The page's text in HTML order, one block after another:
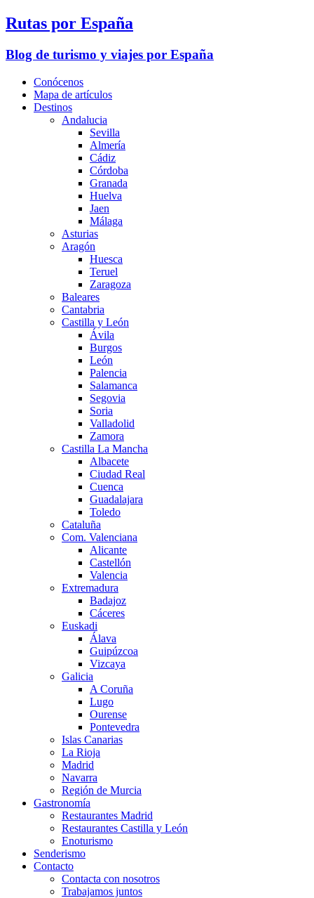
Rutas por España
Blog de turismo y viajes por España
Conócenos
Mapa de artículos
Destinos
Andalucia
Sevilla
Almería
Cádiz
Córdoba
Granada
Huelva
Jaen
Málaga
Asturias
Aragón
Huesca
Teruel
Zaragoza
Baleares
Cantabria
Castilla y León
Ávila
Burgos
León
Palencia
Salamanca
Segovia
Soria
Valladolid
Zamora
Castilla La Mancha
Albacete
Ciudad Real
Cuenca
Guadalajara
Toledo
Cataluña
Com. Valenciana
Alicante
Castellón
Valencia
Extremadura
Badajoz
Cáceres
Euskadi
Álava
Guipúzcoa
Vizcaya
Galicia
A Coruña
Lugo
Ourense
Pontevedra
Islas Canarias
La Rioja
Madrid
Navarra
Región de Murcia
Gastronomía
Restaurantes Madrid
Restaurantes Castilla y León
Enoturismo
Senderismo
Contacto
Contacta con nosotros
Trabajamos juntos